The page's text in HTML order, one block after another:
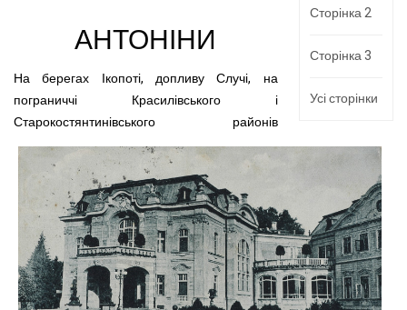
Сторінка 2
Сторінка 3
Усі сторінки
АНТОНІНИ
На берегах Ікопоті, допливу Случі, на
пограниччі Красилівського і
Старокостянтинівського районів